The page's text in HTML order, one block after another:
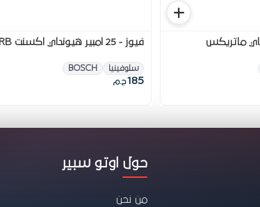
فيوز - 25 امبير هيونداي اكسنت RB
سلوفينيا BOSCH
185ج.م
حول اوتو سبير
من نحن